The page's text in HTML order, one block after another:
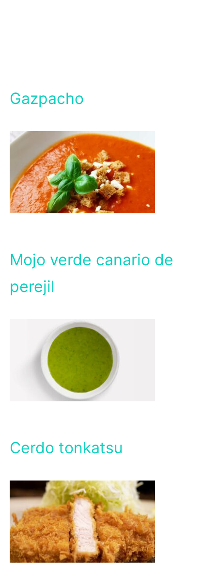
Gazpacho
Mojo verde canario de
perejil
Cerdo tonkatsu